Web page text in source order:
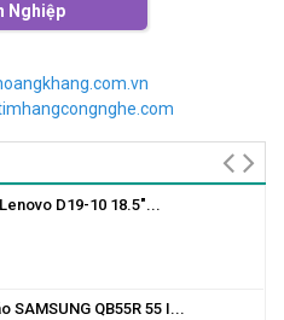
Nghiệp
D19-10 18.5"...
SAMSUNG QB55R 55 I...